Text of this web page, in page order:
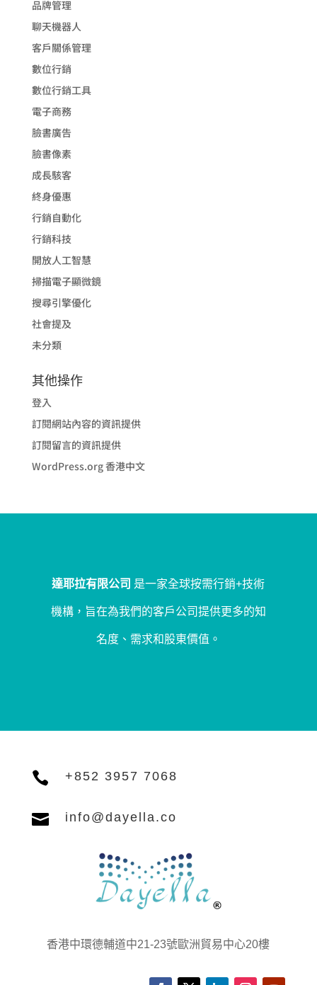
品牌管理
聊天機器人
客戶關係管理
數位行銷
數位行銷工具
電子商務
臉書廣告
臉書像素
成長駭客
終身優惠
行銷自動化
行銷科技
開放人工智慧
掃描電子顯微鏡
搜尋引擎優化
社會提及
未分類
其他操作
登入
訂閱網站內容的資訊提供
訂閱留言的資訊提供
WordPress.org 香港中文
達耶拉有限公司 是一家全球按需行銷+技術
機構，旨在為我們的客戶公司提供更多的知
名度、需求和股東價值。
 +852 3957 7068
 info@dayella.co
香港中環德輔道中21-23號歐洲貿易中心20樓